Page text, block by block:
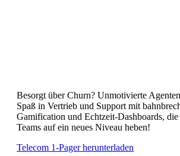
Besorgt über Churn? Unmotivierte
Spaß in Vertrieb und Support mit
Gamification und Echtzeit-Dashboards,
Teams auf ein neues Niveau heben!
Telecom 1-Pager herunterladen